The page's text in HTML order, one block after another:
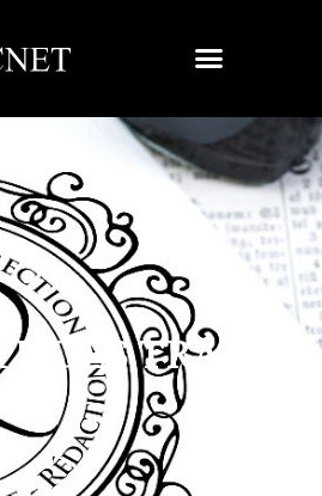
DES TRACES